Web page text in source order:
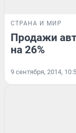
СТРАНА И МИР
Продажи
на 26%
9 сентября, 2014,